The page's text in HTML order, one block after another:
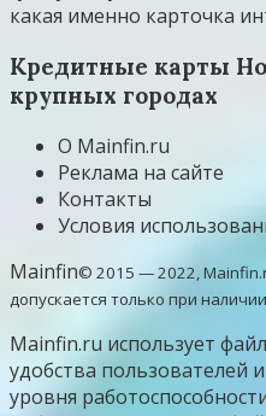
какая именно карточка
Кредитные карты
крупных городах
О Mainfin.ru
Реклама на сайте
Контакты
Условия
Mainfin© 2015 — 2022,
допускается только при
Mainfin.ru использует
удобства пользователей
уровня